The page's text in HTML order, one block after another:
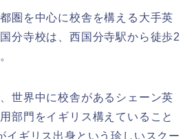
圏を中心に校舎を構える大手英
分寺校は、西国分寺駅から徒歩2
世界中に校舎があるシェーン英
部門をイギリス構えていること
イギリス出身という珍しいスクー